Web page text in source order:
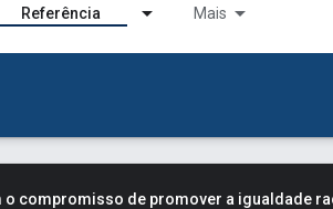
Referência Mais
o compromisso de promover a igualdade